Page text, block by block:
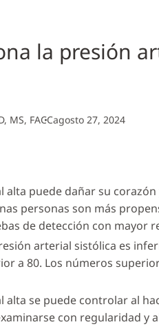
la presión
MS, FACCagosto 27, 2024
alta puede dañar su
personas son más
de detección con mayor
arterial sistólica es
a 80. Los números
alta se puede controlar al
con regularidad y